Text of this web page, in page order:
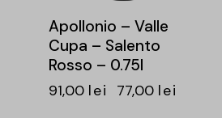
Apollonio – Valle
Cupa – Salento
Rosso – 0.75l
91,00 lei 77,00 lei